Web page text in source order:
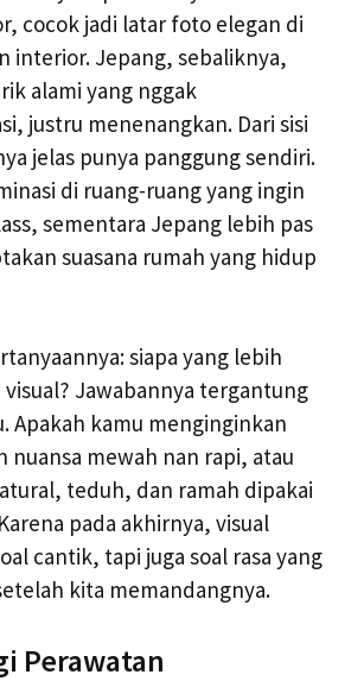
cocok jadi latar foto elegan di
interior. Jepang, sebaliknya,
alami yang nggak
justru menenangkan. Dari sisi
jelas punya panggung sendiri.
di ruang-ruang yang ingin
sementara Jepang lebih pas
suasana rumah yang hidup
siapa yang lebih
visual? Jawabannya tergantung
Apakah kamu menginginkan
nuansa mewah nan rapi, atau
teduh, dan ramah dipakai
pada akhirnya, visual
cantik, tapi juga soal rasa yang
kita memandangnya.
Perawatan